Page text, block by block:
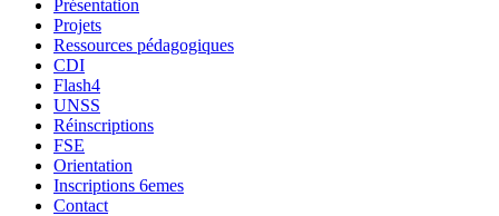
Présentation
Projets
Ressources pédagogiques
CDI
Flash4
UNSS
Réinscriptions
FSE
Orientation
Inscriptions 6emes
Contact